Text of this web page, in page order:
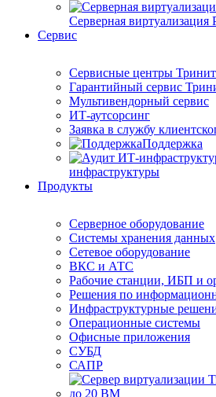
Серверная виртуализация
Сервис
Сервисные центры
Гарантийный сервис
Мультивендорный сервис
ИТ-аутсорсинг
Заявка в службу
Поддержка
инфраструктуры
Продукты
Серверное оборудование
Системы хранения данных
Сетевое оборудование
ВКС и АТС
Рабочие станции, ИБП и
Решения по
Инфраструктурные
Операционные системы
Офисные приложения
СУБД
САПР